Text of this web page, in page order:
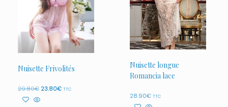
Nuisette Frivolités
29.80€ Le
23.80€LeTTC
Nuisette longue
Romancia lace
28.90€ TTC